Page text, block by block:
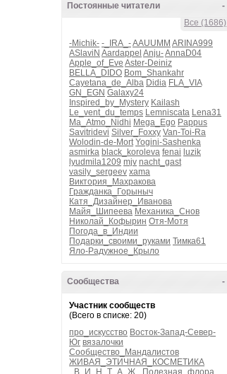
-
Постоянные читатели
Все (1686)
-Michik- -_IRA_-AAUUMM ARINA999
ASlaviN Aardappel Anju-AnnaD04
Apple_of_Eve Aster-Deiniz
BELLA_DIDO Bom_Shankahr
Cayetana_de_Alba Didia FLA_VIA
GN_EGN Galaxy24
Inspired_by_Mystery Kailash
Le_vent_du_temps Lemniscata Lena31
Ma_Atmo_Nidhi Mega_Ego Pappus
Savitridevi Silver_Foxxy Van-Toi-Ra
Wolodin-de-Mort Yogini-Sashenka
asmirka black_koroleva fenai luzik
lyudmila1209 mjv nacht_gast
vasily_sergeev xama
Виктория_Махракова
Гражданка_Горыныч
Катя_Дизайнер_Иванова
Майя_Шипеева Механика_Снов
Николай_Кофырин Отя-Мотя
Погода_в_Индии
Подарки_своими_руками Тимка61
Яло-Радужное_Крыло
-
Сообщества
Участник сообществ
(Всего в списке: 20)
про_искусство Восток-Запад-Север-
Юг вязалочки
Сообщество_Мандалистов
ЖИВАЯ_ЭТИЧНАЯ_КОСМЕТИКА
_В_И_Н_Т_А_Ж_
Полезная_флора